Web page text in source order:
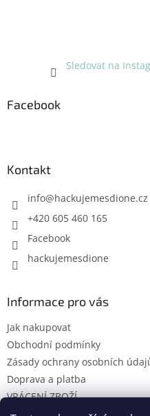
Sledovat na
Facebook
Kontakt
info@hackujemesdione.cz
+420 605 460 165
Facebook
hackujemesdione
Informace pro vás
Jak nakupovat
Obchodní podmínky
Zásady ochrany osobních
Doprava a platba
VRÁCENÍ ZBOŽÍ